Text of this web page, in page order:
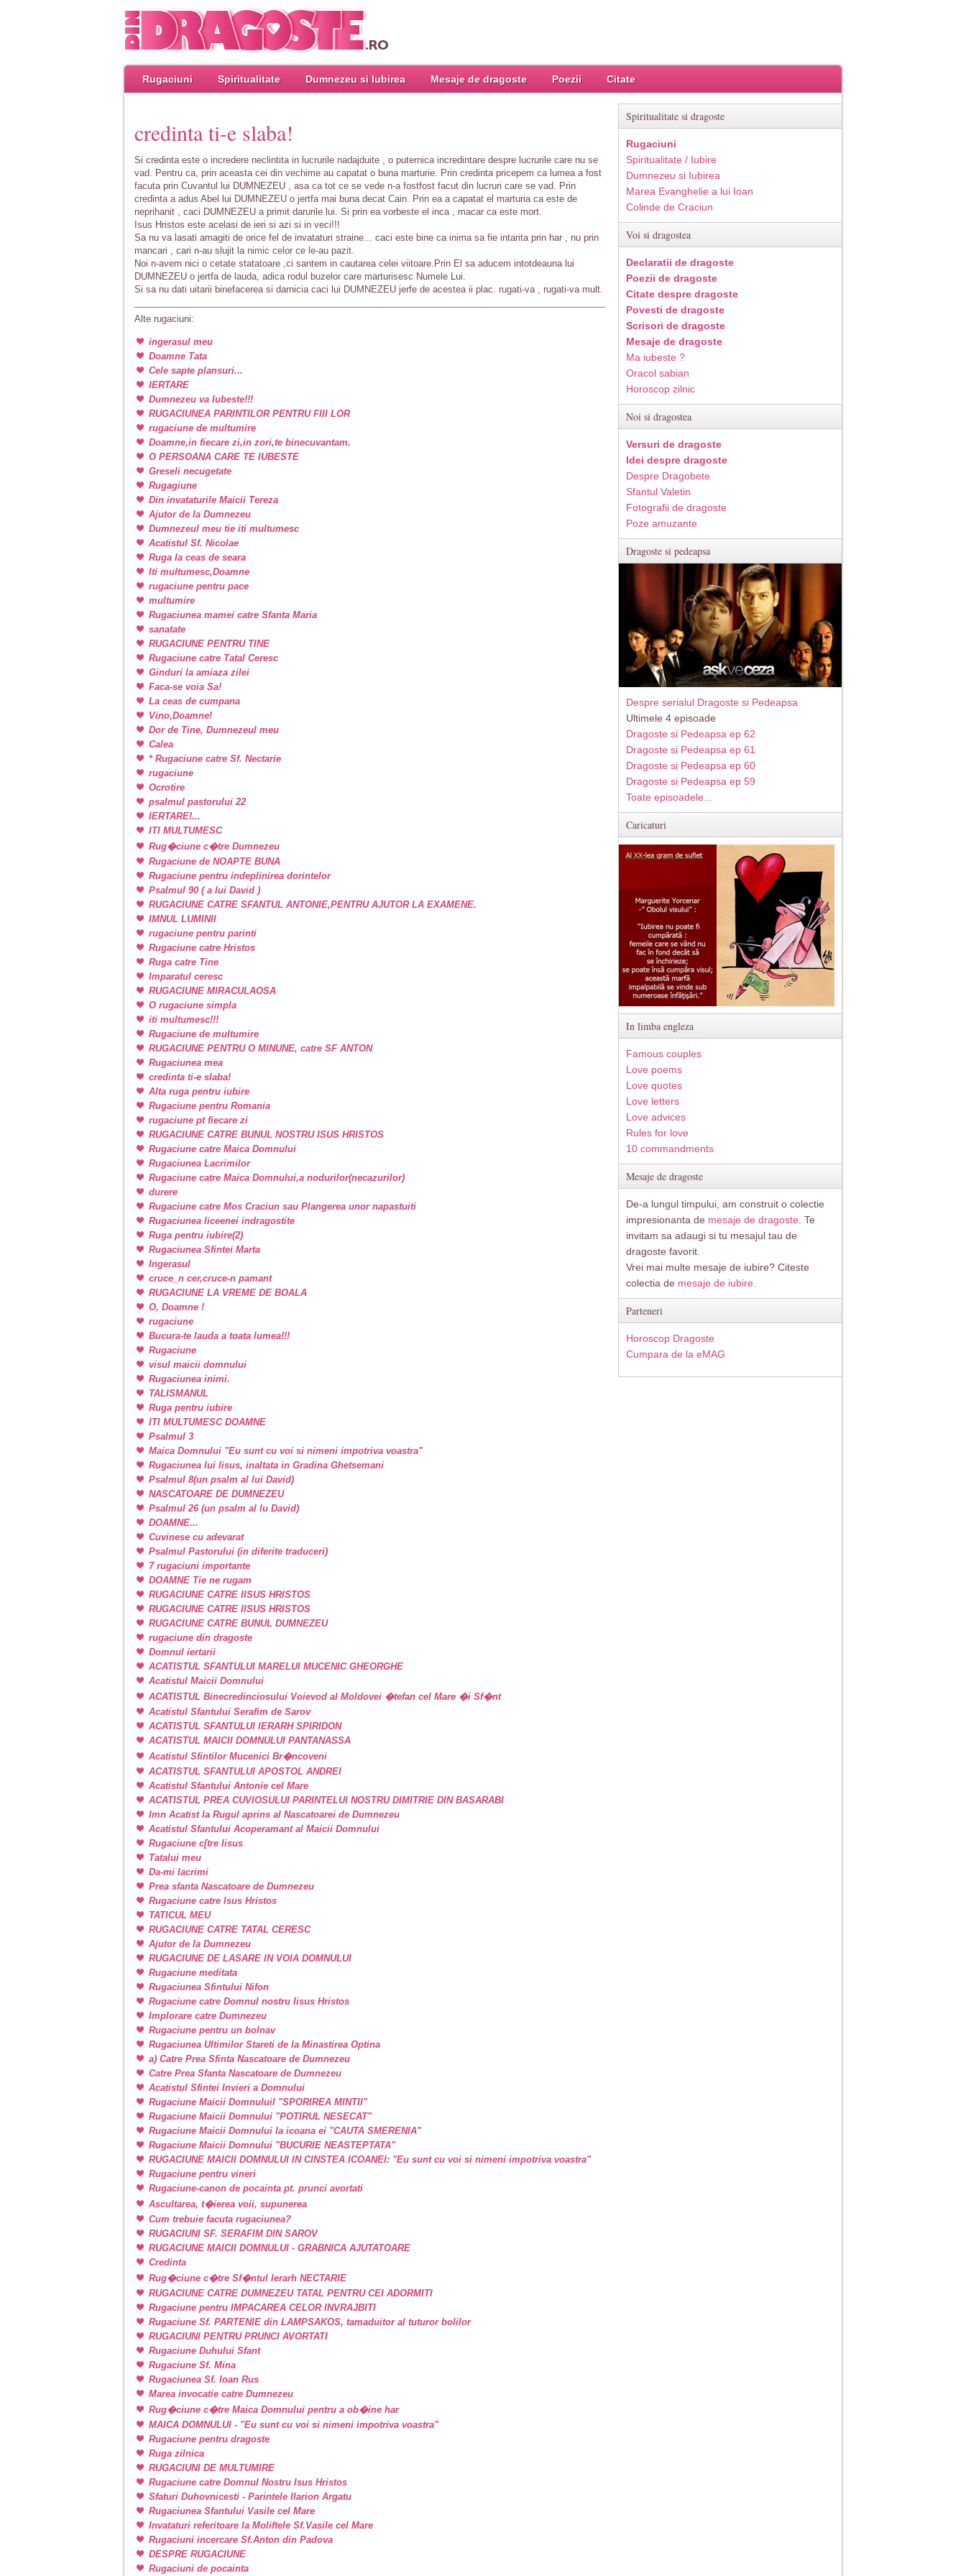
Rugaciuni Spiritualitate Dumnezeu si Iubirea Mesaje de dragoste Poezii Citate
credinta ti-e slaba!
Si credinta este o incredere neclintita in lucrurile nadajduite , o puternica incredintare despre lucrurile care nu se
vad. Pentru ca, prin aceasta cei din vechime au capatat o buna marturie. Prin credinta pricepem ca lumea a fost
facuta prin Cuvantul lui DUMNEZEU , asa ca tot ce se vede n-a fostfost facut din lucruri care se vad. Prin
credinta a adus Abel lui DUMNEZEU o jertfa mai buna decat Cain. Prin ea a capatat el marturia ca este de
neprihanit , caci DUMNEZEU a primit darurile lui. Si prin ea vorbeste el inca , macar ca este mort.
Isus Hristos este acelasi de ieri si azi si in veci!!!
Sa nu va lasati amagiti de orice fel de invataturi straine... caci este bine ca inima sa fie intarita prin har , nu prin
mancari , cari n-au slujit la nimic celor ce le-au pazit.
Noi n-avem nici o cetate statatoare ,ci santem in cautarea celei viitoare.Prin El sa aducem intotdeauna lui
DUMNEZEU o jertfa de lauda, adica rodul buzelor care marturisesc Numele Lui.
Si sa nu dati uitarii binefacerea si darnicia caci lui DUMNEZEU jerfe de acestea ii plac. rugati-va , rugati-va mult.
Alte rugaciuni:
ingerasul meu
Doamne Tata
Cele sapte plansuri...
IERTARE
Dumnezeu va Iubeste!!!
RUGACIUNEA PARINTILOR PENTRU FIII LOR
rugaciune de multumire
Doamne,in fiecare zi,in zori,te binecuvantam.
O PERSOANA CARE TE IUBESTE
Greseli necugetate
Rugagiune
Din invataturile Maicii Tereza
Ajutor de la Dumnezeu
Dumnezeul meu tie iti multumesc
Acatistul Sf. Nicolae
Ruga la ceas de seara
Iti multumesc,Doamne
rugaciune pentru pace
multumire
Rugaciunea mamei catre Sfanta Maria
sanatate
RUGACIUNE PENTRU TINE
Rugaciune catre Tatal Ceresc
Ginduri la amiaza zilei
Faca-se voia Sa!
La ceas de cumpana
Vino,Doamne!
Dor de Tine, Dumnezeul meu
Calea
* Rugaciune catre Sf. Nectarie
rugaciune
Ocrotire
psalmul pastorului 22
IERTARE!...
ITI MULTUMESC
Rug�ciune c�tre Dumnezeu
Rugaciune de NOAPTE BUNA
Rugaciune pentru indeplinirea dorintelor
Psalmul 90 ( a lui David )
RUGACIUNE CATRE SFANTUL ANTONIE,PENTRU AJUTOR LA EXAMENE.
IMNUL LUMINII
rugaciune pentru parinti
Rugaciune catre Hristos
Ruga catre Tine
Imparatul ceresc
RUGACIUNE MIRACULAOSA
O rugaciune simpla
iti multumesc!!!
Rugaciune de multumire
RUGACIUNE PENTRU O MINUNE, catre SF ANTON
Rugaciunea mea
credinta ti-e slaba!
Alta ruga pentru iubire
Rugaciune pentru Romania
rugaciune pt fiecare zi
RUGACIUNE CATRE BUNUL NOSTRU ISUS HRISTOS
Rugaciune catre Maica Domnului
Rugaciunea Lacrimilor
Rugaciune catre Maica Domnului,a nodurilor(necazurilor)
durere
Rugaciune catre Mos Craciun sau Plangerea unor napastuiti
Rugaciunea liceenei indragostite
Ruga pentru iubire(2)
Rugaciunea Sfintei Marta
Ingerasul
cruce_n cer,cruce-n pamant
RUGACIUNE LA VREME DE BOALA
O, Doamne !
rugaciune
Bucura-te lauda a toata lumea!!!
Rugaciune
visul maicii domnului
Rugaciunea inimi.
TALISMANUL
Ruga pentru iubire
ITI MULTUMESC DOAMNE
Psalmul 3
Maica Domnului "Eu sunt cu voi si nimeni impotriva voastra"
Rugaciunea lui Iisus, inaltata in Gradina Ghetsemani
Psalmul 8(un psalm al lui David)
NASCATOARE DE DUMNEZEU
Psalmul 26 (un psalm al lu David)
DOAMNE...
Cuvinese cu adevarat
Psalmul Pastorului (in diferite traduceri)
7 rugaciuni importante
DOAMNE Tie ne rugam
RUGACIUNE CATRE IISUS HRISTOS
RUGACIUNE CATRE IISUS HRISTOS
RUGACIUNE CATRE BUNUL DUMNEZEU
rugaciune din dragoste
Domnul iertarii
ACATISTUL SFANTULUI MARELUI MUCENIC GHEORGHE
Acatistul Maicii Domnului
ACATISTUL Binecredinciosului Voievod al Moldovei �tefan cel Mare �i Sf�nt
Acatistul Sfantului Serafim de Sarov
ACATISTUL SFANTULUI IERARH SPIRIDON
ACATISTUL MAICII DOMNULUI PANTANASSA
Acatistul Sfintilor Mucenici Br�ncoveni
ACATISTUL SFANTULUI APOSTOL ANDREI
Acatistul Sfantului Antonie cel Mare
ACATISTUL PREA CUVIOSULUI PARINTELUI NOSTRU DIMITRIE DIN BASARABI
Imn Acatist la Rugul aprins al Nascatoarei de Dumnezeu
Acatistul Sfantului Acoperamant al Maicii Domnului
Rugaciune c[tre Iisus
Tatalui meu
Da-mi lacrimi
Prea sfanta Nascatoare de Dumnezeu
Rugaciune catre Isus Hristos
TATICUL MEU
RUGACIUNE CATRE TATAL CERESC
Ajutor de la Dumnezeu
RUGACIUNE DE LASARE IN VOIA DOMNULUI
Rugaciune meditata
Rugaciunea Sfintului Nifon
Rugaciune catre Domnul nostru Iisus Hristos
Implorare catre Dumnezeu
Rugaciune pentru un bolnav
Rugaciunea Ultimilor Stareti de la Minastirea Optina
a) Catre Prea Sfinta Nascatoare de Dumnezeu
Catre Prea Sfanta Nascatoare de Dumnezeu
Acatistul Sfintei Invieri a Domnului
Rugaciune Maicii DomnuluiI "SPORIREA MINTII"
Rugaciune Maicii Domnului "POTIRUL NESECAT"
Rugaciune Maicii Domnului la icoana ei "CAUTA SMERENIA"
Rugaciune Maicii Domnului "BUCURIE NEASTEPTATA"
RUGACIUNE MAICII DOMNULUI IN CINSTEA ICOANEI: "Eu sunt cu voi si nimeni impotriva voastra"
Rugaciune pentru vineri
Rugaciune-canon de pocainta pt. prunci avortati
Ascultarea, t�ierea voii, supunerea
Cum trebuie facuta rugaciunea?
RUGACIUNI SF. SERAFIM DIN SAROV
RUGACIUNE MAICII DOMNULUI - GRABNICA AJUTATOARE
Credinta
Rug�ciune c�tre Sf�ntul Ierarh NECTARIE
RUGACIUNE CATRE DUMNEZEU TATAL PENTRU CEI ADORMITI
Rugaciune pentru IMPACAREA CELOR INVRAJBITI
Rugaciune Sf. PARTENIE din LAMPSAKOS, tamaduitor al tuturor bolilor
RUGACIUNI PENTRU PRUNCI AVORTATI
Rugaciune Duhului Sfant
Rugaciune Sf. Mina
Rugaciunea Sf. Ioan Rus
Marea invocatie catre Dumnezeu
Rug�ciune c�tre Maica Domnului pentru a ob�ine har
MAICA DOMNULUI - "Eu sunt cu voi si nimeni impotriva voastra"
Rugaciune pentru dragoste
Ruga zilnica
RUGACIUNI DE MULTUMIRE
Rugaciune catre Domnul Nostru Isus Hristos
Sfaturi Duhovnicesti - Parintele Ilarion Argatu
Rugaciunea Sfantului Vasile cel Mare
Invataturi referitoare la Moliftele Sf.Vasile cel Mare
Rugaciuni incercare Sf.Anton din Padova
DESPRE RUGACIUNE
Rugaciuni de pocainta
Spiritualitate si dragoste
Rugaciuni
Spiritualitate / Iubire
Dumnezeu si Iubirea
Marea Evanghelie a lui Ioan
Colinde de Craciun
Voi si dragostea
Declaratii de dragoste
Poezii de dragoste
Citate despre dragoste
Povesti de dragoste
Scrisori de dragoste
Mesaje de dragoste
Ma iubeste ?
Oracol sabian
Horoscop zilnic
Noi si dragostea
Versuri de dragoste
Idei despre dragoste
Despre Dragobete
Sfantul Valetin
Fotografii de dragoste
Poze amuzante
Dragoste si pedeapsa
Despre serialul Dragoste si Pedeapsa
Ultimele 4 episoade
Dragoste si Pedeapsa ep 62
Dragoste si Pedeapsa ep 61
Dragoste si Pedeapsa ep 60
Dragoste si Pedeapsa ep 59
Toate episoadele...
Caricaturi
In limba engleza
Famous couples
Love poems
Love quotes
Love letters
Love advices
Rules for love
10 commandments
Mesaje de dragoste
De-a lungul timpului, am construit o colectie
impresionanta de mesaje de dragoste . Te
invitam sa adaugi si tu mesajul tau de
dragoste favorit.
Vrei mai multe mesaje de iubire? Citeste
colectia de mesaje de iubire.
Parteneri
Horoscop Dragoste
Cumpara de la eMAG